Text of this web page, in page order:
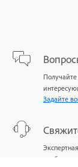
Задайте
проблем.